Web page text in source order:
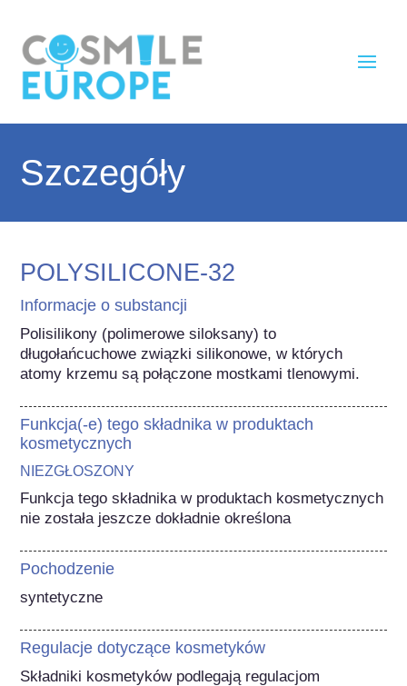
Szczegóły
POLYSILICONE-32
Informacje o substancji
Polisilikony (polimerowe siloksany) to
długołańcuchowe związki silikonowe, w których
atomy krzemu są połączone mostkami tlenowymi.
Funkcja(-e) tego składnika w produktach
kosmetycznych
NIEZGŁOSZONY
Funkcja tego składnika w produktach kosmetycznych
nie została jeszcze dokładnie określona
Pochodzenie
syntetyczne
Regulacje dotyczące kosmetyków
Składniki kosmetyków podlegają regulacjom